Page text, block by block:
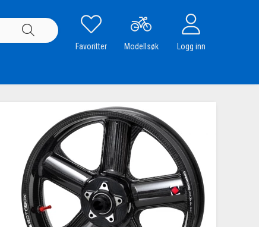
Favoritter Modellsøk Logg inn